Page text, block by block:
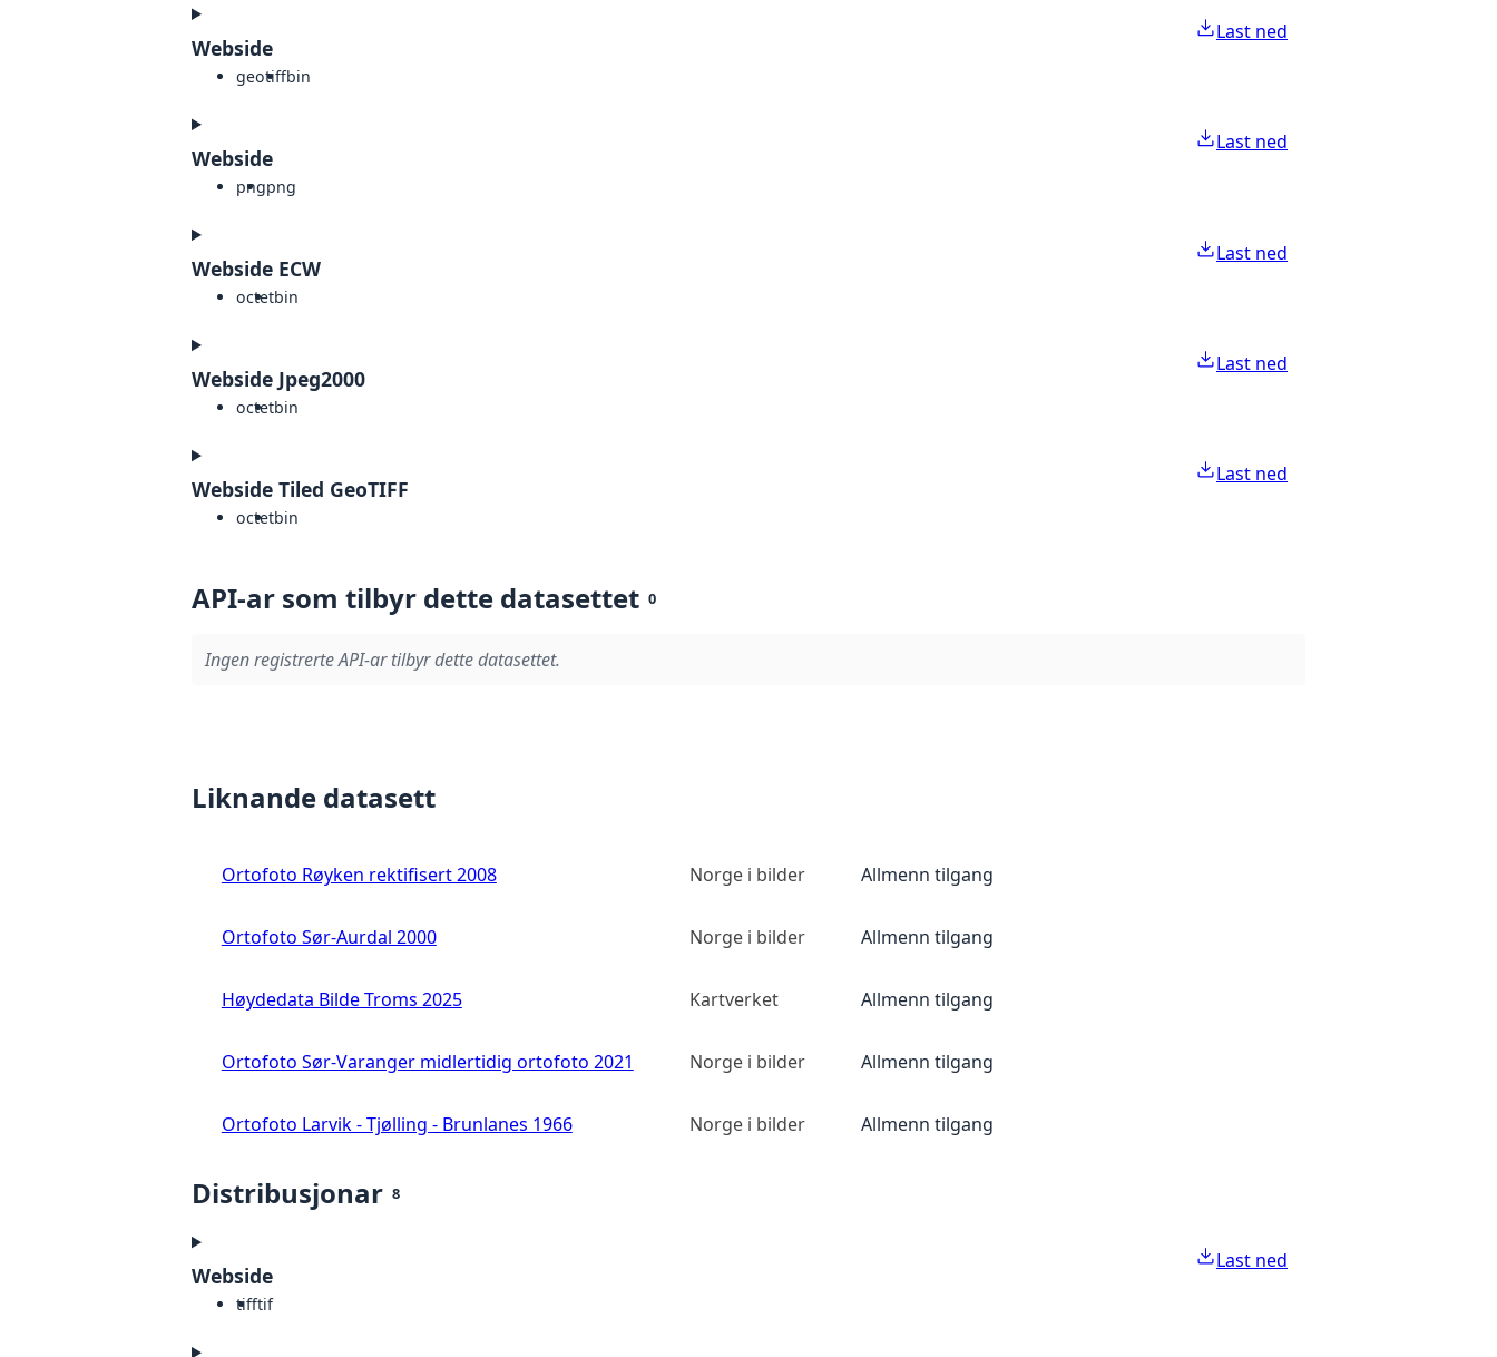
Webside
geotiffbin
Last ned
Webside
pngpng
Last ned
Webside ECW
octetbin
Last ned
Webside Jpeg2000
octetbin
Last ned
Webside Tiled GeoTIFF
octetbin
Last ned
API-ar som tilbyr dette datasettet 0
Ingen registrerte API-ar tilbyr dette datasettet.
Liknande datasett
Ortofoto Røyken rektifisert 2008 Norge i bilder Allmenn tilgang
Ortofoto Sør-Aurdal 2000 Norge i bilder Allmenn tilgang
Høydedata Bilde Troms 2025 Kartverket Allmenn tilgang
Ortofoto Sør-Varanger midlertidig ortofoto 2021 Norge i bilder Allmenn tilgang
Ortofoto Larvik - Tjølling - Brunlanes 1966 Norge i bilder Allmenn tilgang
Distribusjonar 8
Webside
tifftif
Last ned